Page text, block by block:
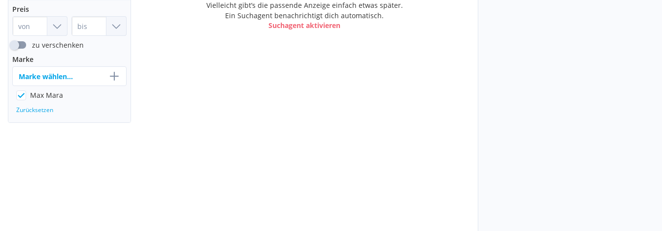
Preis
zu verschenken
Marke
Marke wählen...
Max Mara
Zurücksetzen
Vielleicht gibt’s die passende Anzeige einfach etwas später.
Ein Suchagent benachrichtigt dich automatisch.
Suchagent aktivieren